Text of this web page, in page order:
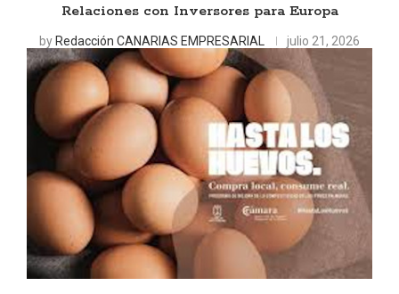
Relaciones con Inversores para Europa
by Redacción CANARIAS EMPRESARIAL julio 21, 2026